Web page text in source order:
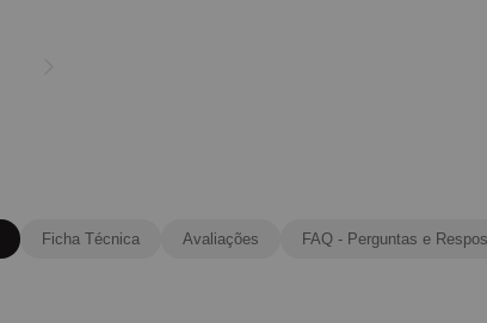
Ficha Técnica Avaliações FAQ - Perguntas e